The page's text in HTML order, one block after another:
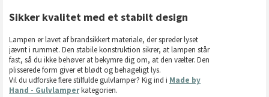
Sikker kvalitet med et stabilt design
Lampen er lavet af brandsikkert materiale, der spreder lyset
jævnt i rummet. Den stabile konstruktion sikrer, at lampen står
fast, så du ikke behøver at bekymre dig om, at den vælter. Den
plisserede form giver et blødt og behageligt lys.
Vil du udforske flere stilfulde gulvlamper? Kig ind i Made by
Hand - Gulvlamperkategorien.